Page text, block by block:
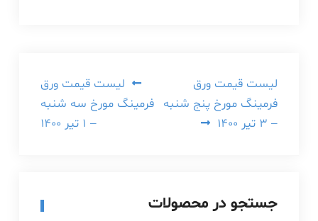
راهبری
نوشته
لیست قیمت ورق
فرمینگ مورخ سه شنبه
– ۱ تیر ۱۴۰۰
لیست قیمت ورق
فرمینگ مورخ پنج شنبه
– ۳ تیر ۱۴۰۰
جستجو در محصولات